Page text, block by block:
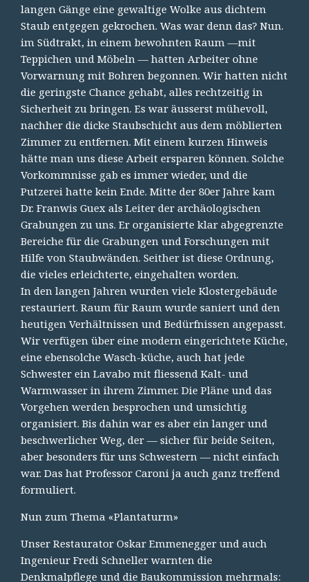
langen Gänge eine gewaltige Wolke aus dichtem
Staub entgegen gekrochen. Was war denn das? Nun.
im Südtrakt, in einem bewohnten Raum —mit
Teppichen und Möbeln — hatten Arbeiter ohne
Vorwarnung mit Bohren begonnen. Wir hatten nicht
die geringste Chance gehabt, alles rechtzeitig in
Sicherheit zu bringen. Es war äusserst mühevoll,
nachher die dicke Staubschicht aus dem möblierten
Zimmer zu entfernen. Mit einem kurzen Hinweis
hätte man uns diese Arbeit ersparen können. Solche
Vorkommnisse gab es immer wieder, und die
Putzerei hatte kein Ende. Mitte der 80er Jahre kam
Dr. Franwis Guex als Leiter der archäologischen
Grabungen zu uns. Er organisierte klar abgegrenzte
Bereiche für die Grabungen und Forschungen mit
Hilfe von Staubwänden. Seither ist diese Ordnung,
die vieles erleichterte, eingehalten worden.
In den langen Jahren wurden viele Klostergebäude
restauriert. Raum für Raum wurde saniert und den
heutigen Verhältnissen und Bedürfnissen angepasst.
Wir verfügen über eine modern eingerichtete Küche,
eine ebensolche Wasch-küche, auch hat jede
Schwester ein Lavabo mit fliessend Kalt- und
Warmwasser in ihrem Zimmer. Die Pläne und das
Vorgehen werden besprochen und umsichtig
organisiert. Bis dahin war es aber ein langer und
beschwerlicher Weg, der — sicher für beide Seiten,
aber besonders für uns Schwestern — nicht einfach
war. Das hat Professor Caroni ja auch ganz treffend
formuliert.
Nun zum Thema «Plantaturm»
Unser Restaurator Oskar Emmenegger und auch
Ingenieur Fredi Schneller warnten die
Denkmalpflege und die Baukommission mehrmals: